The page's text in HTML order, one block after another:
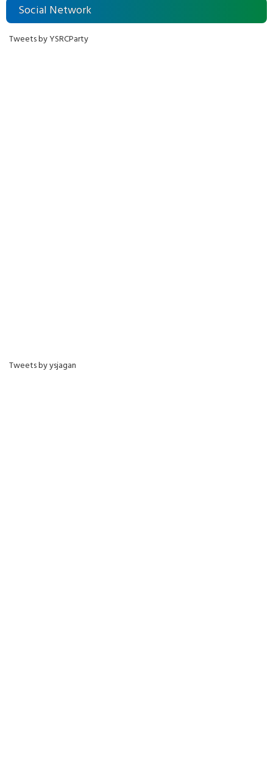
Social Network
Tweets by YSRCParty
Tweets by ysjagan